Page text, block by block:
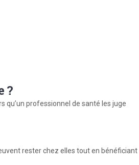
?
qu’un professionnel de santé les juge
rester chez elles tout en bénéficiant